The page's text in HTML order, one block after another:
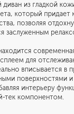
из гладкой
который придает
позволяя
заслуженным
для
вписывается в
поверхностями
интерьеру
тек компонентом.